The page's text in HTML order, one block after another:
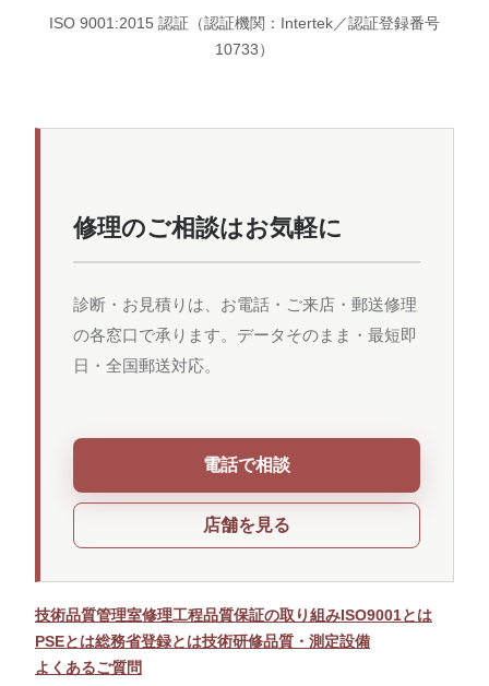
ISO 9001:2015 認証（認証機関：Intertek／認証登録番号
10733）
修理のご相談はお気軽に
診断・お見積りは、お電話・ご来店・郵送修理
の各窓口で承ります。データそのまま・最短即
日・全国郵送対応。
電話で相談
店舗を見る
技術品質管理室修理工程品質保証の取り組みISO9001とは
PSEとは総務省登録とは技術研修品質・測定設備
よくあるご質問